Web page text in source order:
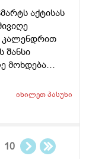
აქტისას
კალენდრით
შანსი
მოხდება
და იქნებ
იხილეთპასუხი
10